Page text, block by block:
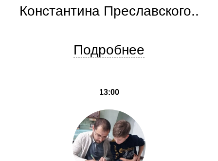
Константина Преславского..
Подробнее
13:00